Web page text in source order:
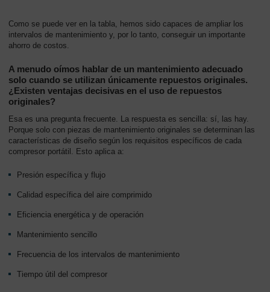
Como se puede ver en la tabla, hemos sido capaces de ampliar los
intervalos de mantenimiento y, por lo tanto, conseguir un importante
ahorro de costos.
A menudo oímos hablar de un mantenimiento adecuado
solo cuando se utilizan únicamente repuestos originales.
¿Existen ventajas decisivas en el uso de repuestos
originales?
Esa es una pregunta frecuente. La respuesta es sencilla: sí, las hay.
Porque solo con piezas de mantenimiento originales se determinan las
características de diseño según los requisitos específicos de cada
compresor portátil. Esto aplica a:
Presión específica y flujo
Calidad específica del aire comprimido
Eficiencia energética y de operación
Mantenimiento sencillo
Frecuencia de los intervalos de mantenimiento
Tiempo útil del compresor